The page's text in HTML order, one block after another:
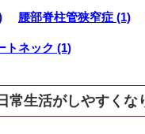
腰部脊柱管狭窄症 (1)
トネック (1)
生活がしやすくな